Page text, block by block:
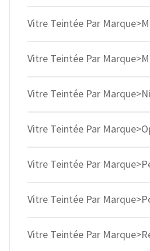
Vitre Teintée Par
Vitre Teintée Par
Vitre Teintée Par
Vitre Teintée Par
Vitre Teintée Par
Vitre Teintée Par
Vitre Teintée Par